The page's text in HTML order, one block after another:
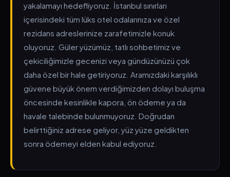
yakalamayı hedefliyoruz. İstanbul sınırları
içerisindeki tüm lüks otel odalarınıza ve özel
rezidans adreslerinize zarafetimizle konuk
oluyoruz. Güler yüzümüz, tatlı sohbetimiz ve
çekiciliğimizle gecenizi veya gündüzünüzü çok
daha özel bir hale getiriyoruz. Aramızdaki karşılıklı
güvene büyük önem verdiğimizden dolayı buluşma
öncesinde kesinlikle kapora, ön ödeme ya da
havale talebinde bulunmuyoruz. Doğrudan
belirttiğiniz adrese geliyor, yüz yüze geldikten
sonra ödemeyi elden kabul ediyoruz.